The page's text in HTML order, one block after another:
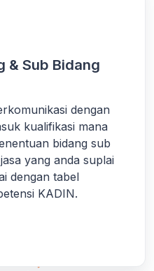
& Sub Bidang
dengan
kualifikasi mana
bidang sub
yang anda suplai
dengan tabel
KADIN.